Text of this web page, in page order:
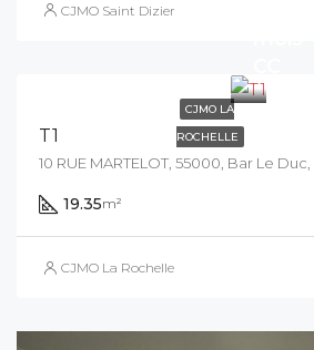
CJMO Saint Dizier
CJMO LA
ROCHELLE
T1
10 RUE MARTELOT, 55000, Bar Le
19.35m²
CJMO La Rochelle